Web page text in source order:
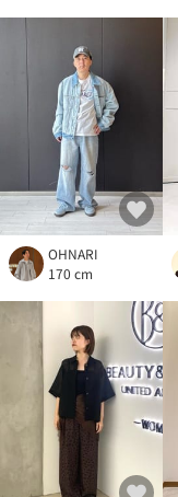
OHNARI
170 cm